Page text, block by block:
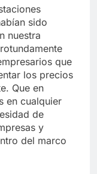
sido
nuestra
que
los precios
Que en
en cualquier
de
y
del marco